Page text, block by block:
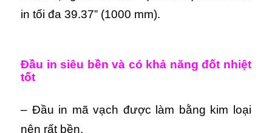
in tối đa 39.37” (1000 mm).
Đầu in siêu bền và có khả năng đốt nhiệt
tốt
– Đầu in mã vạch được làm bằng kim loại
nên rất bền.